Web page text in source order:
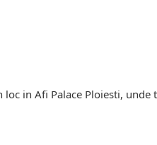
loc in Afi Palace Ploiesti,